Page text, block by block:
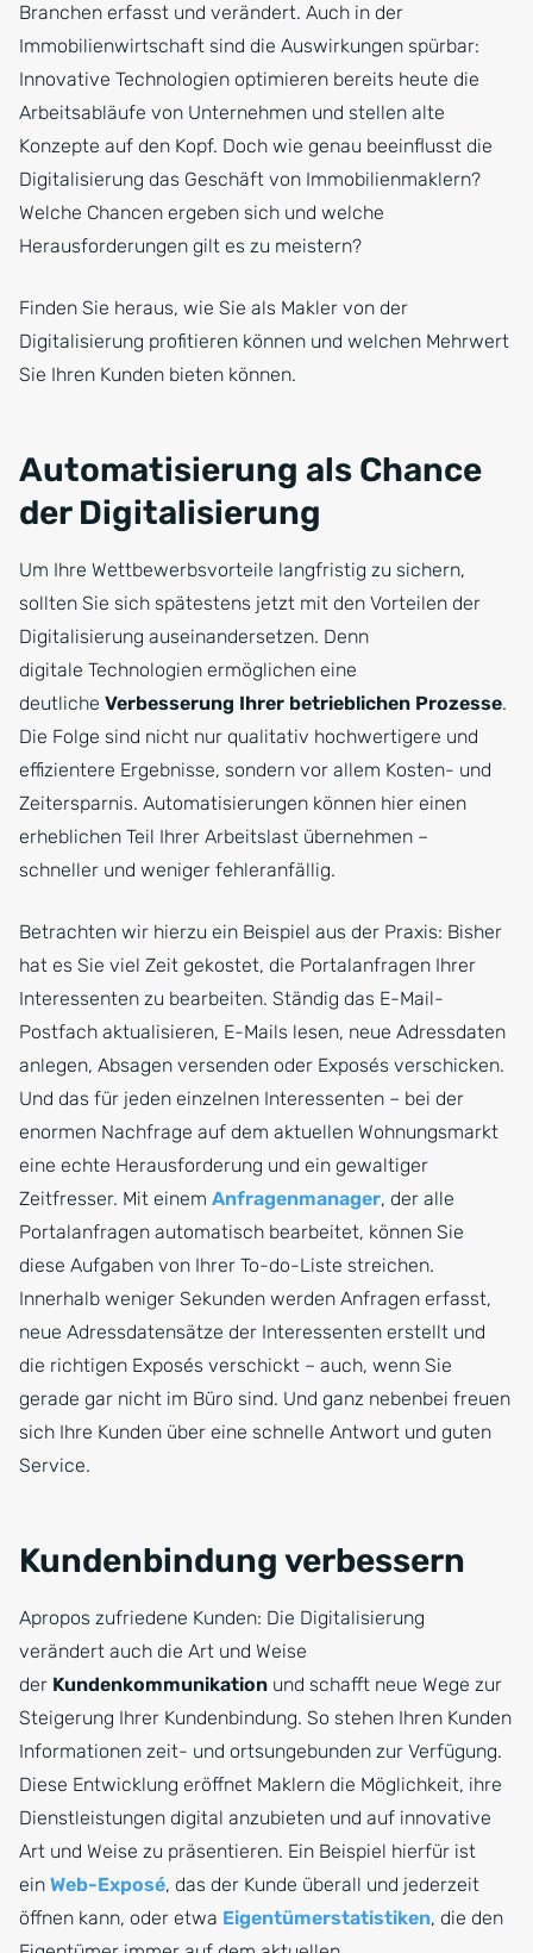
Branchen erfasst und verändert. Auch in der
Immobilienwirtschaft sind die Auswirkungen spürbar:
Innovative Technologien optimieren bereits heute die
Arbeitsabläufe von Unternehmen und stellen alte
Konzepte auf den Kopf. Doch wie genau beeinflusst die
Digitalisierung das Geschäft von Immobilienmaklern?
Welche Chancen ergeben sich und welche
Herausforderungen gilt es zu meistern?
Finden Sie heraus, wie Sie als Makler von der
Digitalisierung profitieren können und welchen Mehrwert
Sie Ihren Kunden bieten können.
Automatisierung als Chance
der Digitalisierung
Um Ihre Wettbewerbsvorteile langfristig zu sichern,
sollten Sie sich spätestens jetzt mit den Vorteilen der
Digitalisierung auseinandersetzen. Denn
digitale Technologien ermöglichen eine
deutliche Verbesserung Ihrer betrieblichen Prozesse.
Die Folge sind nicht nur qualitativ hochwertigere und
effizientere Ergebnisse, sondern vor allem Kosten- und
Zeitersparnis. Automatisierungen können hier einen
erheblichen Teil Ihrer Arbeitslast übernehmen –
schneller und weniger fehleranfällig.
Betrachten wir hierzu ein Beispiel aus der Praxis: Bisher
hat es Sie viel Zeit gekostet, die Portalanfragen Ihrer
Interessenten zu bearbeiten. Ständig das E-Mail-
Postfach aktualisieren, E-Mails lesen, neue Adressdaten
anlegen, Absagen versenden oder Exposés verschicken.
Und das für jeden einzelnen Interessenten – bei der
enormen Nachfrage auf dem aktuellen Wohnungsmarkt
eine echte Herausforderung und ein gewaltiger
Zeitfresser. Mit einem Anfragenmanager, der alle
Portalanfragen automatisch bearbeitet, können Sie
diese Aufgaben von Ihrer To-do-Liste streichen.
Innerhalb weniger Sekunden werden Anfragen erfasst,
neue Adressdatensätze der Interessenten erstellt und
die richtigen Exposés verschickt – auch, wenn Sie
gerade gar nicht im Büro sind. Und ganz nebenbei freuen
sich Ihre Kunden über eine schnelle Antwort und guten
Service.
Kundenbindung verbessern
Apropos zufriedene Kunden: Die Digitalisierung
verändert auch die Art und Weise
der Kundenkommunikation und schafft neue Wege zur
Steigerung Ihrer Kundenbindung. So stehen Ihren Kunden
Informationen zeit- und ortsungebunden zur Verfügung.
Diese Entwicklung eröffnet Maklern die Möglichkeit, ihre
Dienstleistungen digital anzubieten und auf innovative
Art und Weise zu präsentieren. Ein Beispiel hierfür ist
ein Web-Exposé, das der Kunde überall und jederzeit
öffnen kann, oder etwa Eigentümerstatistiken, die den